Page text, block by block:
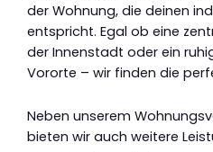
der Wohnung, die deinen
entspricht. Egal ob eine
der Innenstadt oder ein
Vororte – wir finden die
Neben unserem
bieten wir auch weitere